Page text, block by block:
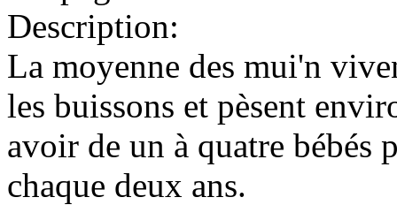
Description:
La moyenne des mui'n
les buissons et pèsent
avoir de un à quatre bébés
chaque deux ans.